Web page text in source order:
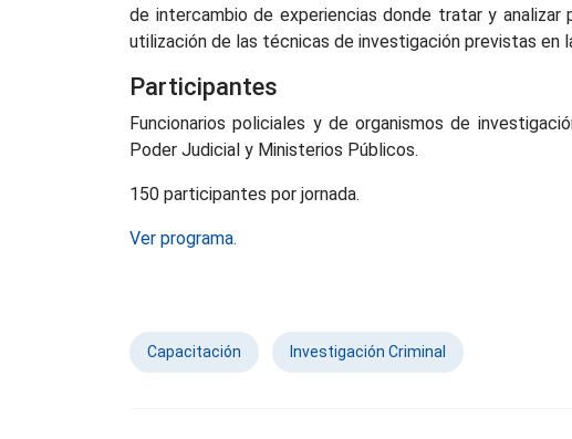
de intercambio de experiencias donde tratar y
utilización de las técnicas de investigación previstas en
Participantes
Funcionarios policiales y de organismos de
Poder Judicial y Ministerios Públicos.
150 participantes por jornada.
Ver programa.
Capacitación Investigación Criminal